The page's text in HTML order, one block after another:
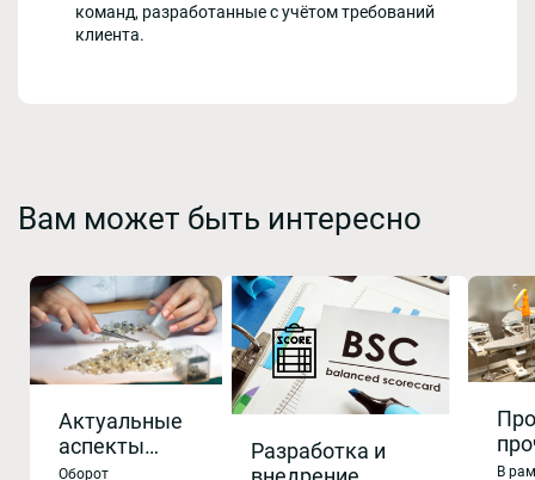
команд, разработанные с учётом требований
клиента.
Вам может быть интересно
Актуальные
аспекты
учета
Оборот
Разработка и
В